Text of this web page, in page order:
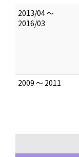
2013/04 ～
2016/03
2009 ～ 2011